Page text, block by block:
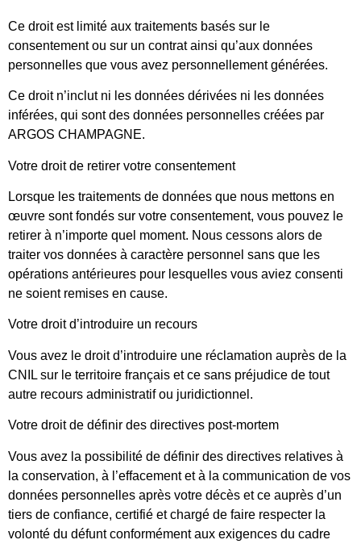
Ce droit est limité aux traitements basés sur le
consentement ou sur un contrat ainsi qu’aux données
personnelles que vous avez personnellement générées.
Ce droit n’inclut ni les données dérivées ni les données
inférées, qui sont des données personnelles créées par
ARGOS CHAMPAGNE.
Votre droit de retirer votre consentement
Lorsque les traitements de données que nous mettons en
œuvre sont fondés sur votre consentement, vous pouvez le
retirer à n’importe quel moment. Nous cessons alors de
traiter vos données à caractère personnel sans que les
opérations antérieures pour lesquelles vous aviez consenti
ne soient remises en cause.
Votre droit d’introduire un recours
Vous avez le droit d’introduire une réclamation auprès de la
CNIL sur le territoire français et ce sans préjudice de tout
autre recours administratif ou juridictionnel.
Votre droit de définir des directives post-mortem
Vous avez la possibilité de définir des directives relatives à
la conservation, à l’effacement et à la communication de vos
données personnelles après votre décès et ce auprès d’un
tiers de confiance, certifié et chargé de faire respecter la
volonté du défunt conformément aux exigences du cadre